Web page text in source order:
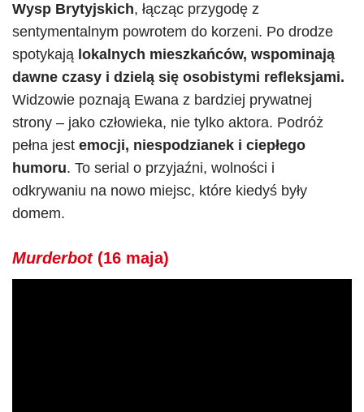
Wysp Brytyjskich, łącząc przygodę z
sentymentalnym powrotem do korzeni. Po drodze
spotykają lokalnych mieszkańców, wspominają
dawne czasy i dzielą się osobistymi refleksjami.
Widzowie poznają Ewana z bardziej prywatnej
strony – jako człowieka, nie tylko aktora. Podróż
pełna jest emocji, niespodzianek i ciepłego
humoru. To serial o przyjaźni, wolności i
odkrywaniu na nowo miejsc, które kiedyś były
domem.
Murderbot(16 maja)